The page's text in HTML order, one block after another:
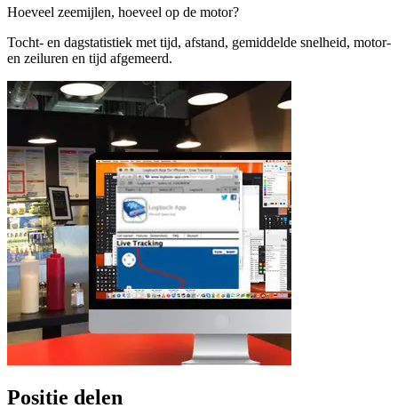
Hoeveel zeemijlen, hoeveel op de motor?
Tocht- en dagstatistiek met tijd, afstand, gemiddelde snelheid, motor-
en zeiluren en tijd afgemeerd.
Positie delen